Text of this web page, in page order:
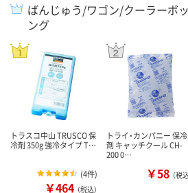
ばんじゅう/ワゴン/クーラーボ
ング
トラスコ中山 TRUSCO 保
冷剤 350g 強冷タイプ T…
(4件)
￥464 （税込）
トライ・カンパニー 保冷
剤 キャッチクール CH-
200 0…
￥58 （税